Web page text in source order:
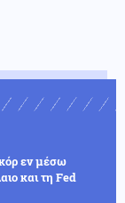
εν μέσω
και τη Fed